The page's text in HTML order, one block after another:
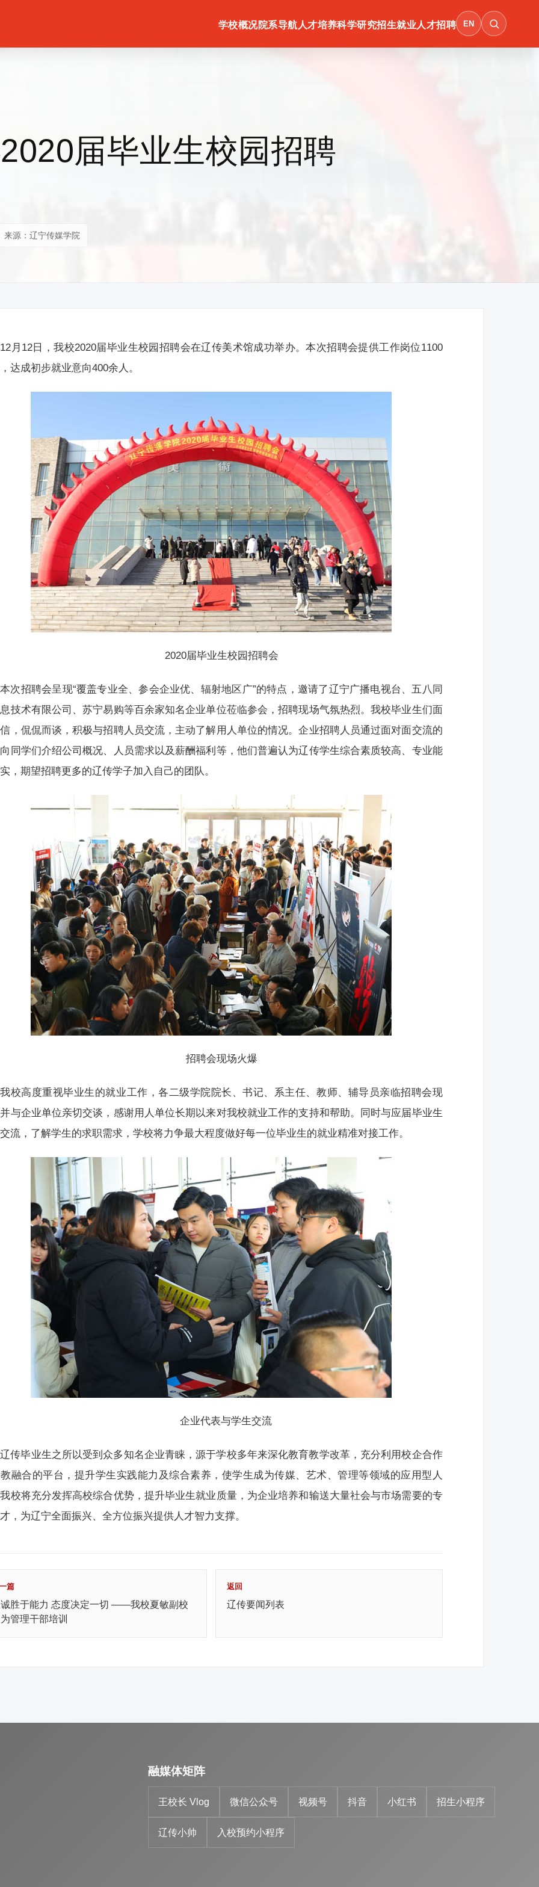
学校概况院系导航 人才培养科学研究招生就业人才招聘 EN
届毕业生校园招聘
来源：辽宁传媒学院
12月12日，我校2020届毕业生校园招聘会在辽传美术馆成功举办。本次招聘会提供工作岗位1100
达成初步就业意向400余人。
2020届毕业生校园招聘会
本次招聘会呈现“覆盖专业全、参会企业优、辐射地区广”的特点，邀请了辽宁广播电视台、五八同
技术有限公司、苏宁易购等百余家知名企业单位莅临参会，招聘现场气氛热烈。我校毕业生们面
，侃侃而谈，积极与招聘人员交流，主动了解用人单位的情况。企业招聘人员通过面对面交流的
同学们介绍公司概况、人员需求以及薪酬福利等，他们普遍认为辽传学生综合素质较高、专业能
，期望招聘更多的辽传学子加入自己的团队。
招聘会现场火爆
我校高度重视毕业生的就业工作，各二级学院院长、书记、系主任、教师、辅导员亲临招聘会现
与企业单位亲切交谈，感谢用人单位长期以来对我校就业工作的支持和帮助。同时与应届毕业生
流，了解学生的求职需求，学校将力争最大程度做好每一位毕业生的就业精准对接工作。
企业代表与学生交流
辽传毕业生之所以受到众多知名企业青睐，源于学校多年来深化教育教学改革，充分利用校企合作
融合的平台，提升学生实践能力及综合素养，使学生成为传媒、艺术、管理等领域的应用型人
校将充分发挥高校综合优势，提升毕业生就业质量，为企业培养和输送大量社会与市场需要的专
，为辽宁全面振兴、全方位振兴提供人才智力支撑。
篇
胜于能力 态度决定一切 ——我校夏敏副校
管理干部培训
返回
辽传要闻列表
融媒体矩阵
王校长 Vlog 微信公众号 视频号 抖音 小红书 招生小程序
辽传小帅 入校预约小程序